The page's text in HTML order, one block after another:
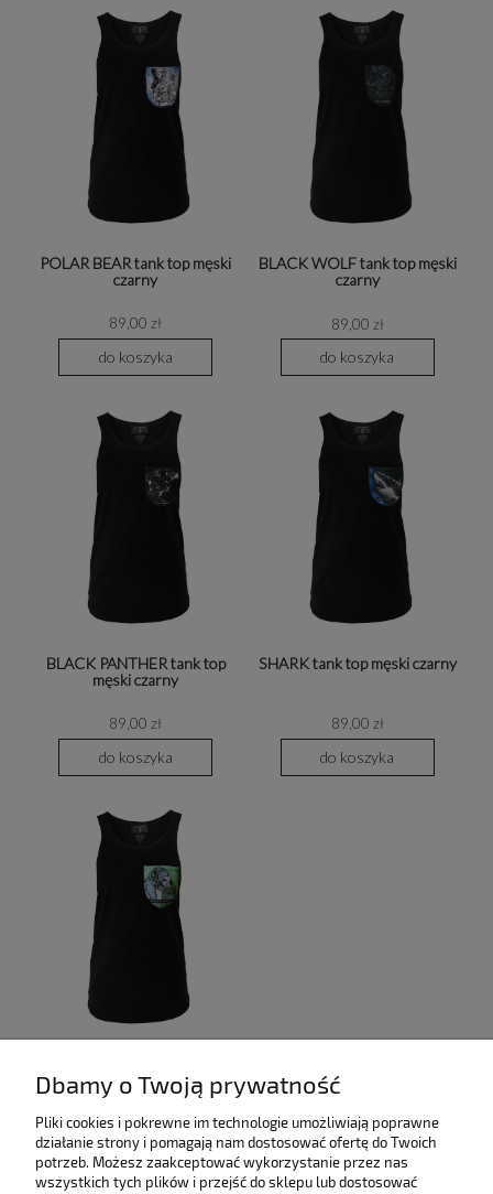
POLAR BEAR tank top męski
czarny
89,00 zł
do koszyka
BLACK WOLF tank top męski
czarny
89,00 zł
do koszyka
BLACK PANTHER tank top
męski czarny
89,00 zł
do koszyka
SHARK tank top męski czarny
89,00 zł
do koszyka
czarny
89,00 zł
do koszyka
Dbamy o Twoją prywatność
Pliki cookies i pokrewne im technologie umożliwiają poprawne
działanie strony i pomagają nam dostosować ofertę do Twoich
potrzeb. Możesz zaakceptować wykorzystanie przez nas
wszystkich tych plików i przejść do sklepu lub dostosować